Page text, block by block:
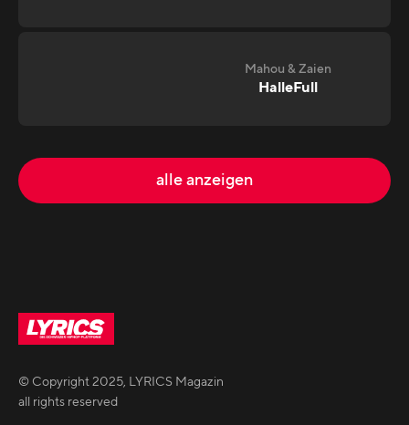
Mahou & Zaien
HalleFull
alle anzeigen
© Copyright2025, LYRICS Magazin
all rights reserved